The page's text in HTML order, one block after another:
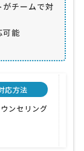
チームで対
可能
応方法
ンセリング